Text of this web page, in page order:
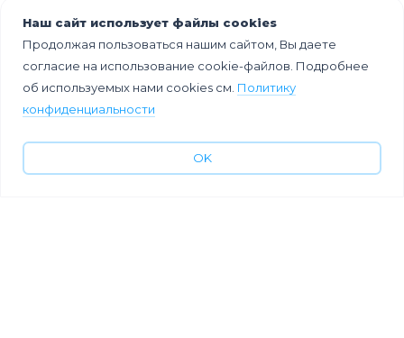
6 задач,
которые
решает
цикловая
конференция в
6 идей для
проведения
современной
конференции
Наш сайт использует файлы cookies
Продолжая пользоваться нашим сайтом, Вы даете
согласие на использование cookie-файлов. Подробнее
об используемых нами cookies см. Политику
конфиденциальности
OK